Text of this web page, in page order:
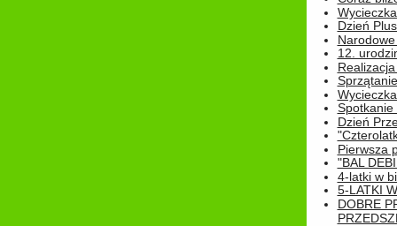
Dzień
12.
Spotkanie
Dzień
Pierwsza
"BAL
4-latki w
5-LATKI
DOBRE